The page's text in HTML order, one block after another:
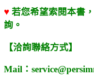
♥ 若您希望索閱本書
詢。
【洽詢聯絡方式】
Mail ：